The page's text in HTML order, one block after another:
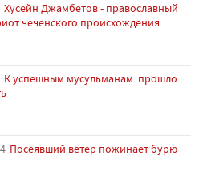
Хусейн Джамбетов - православный
чеченского происхождения
К успешным мусульманам: прошло
Посеявший ветер пожинает бурю